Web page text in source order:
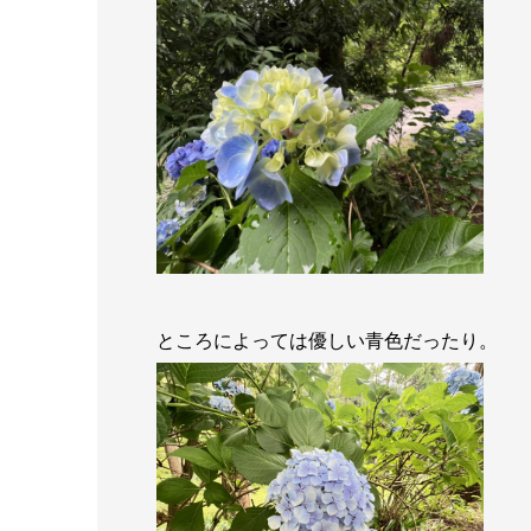
ところによっては優しい青色だったり。